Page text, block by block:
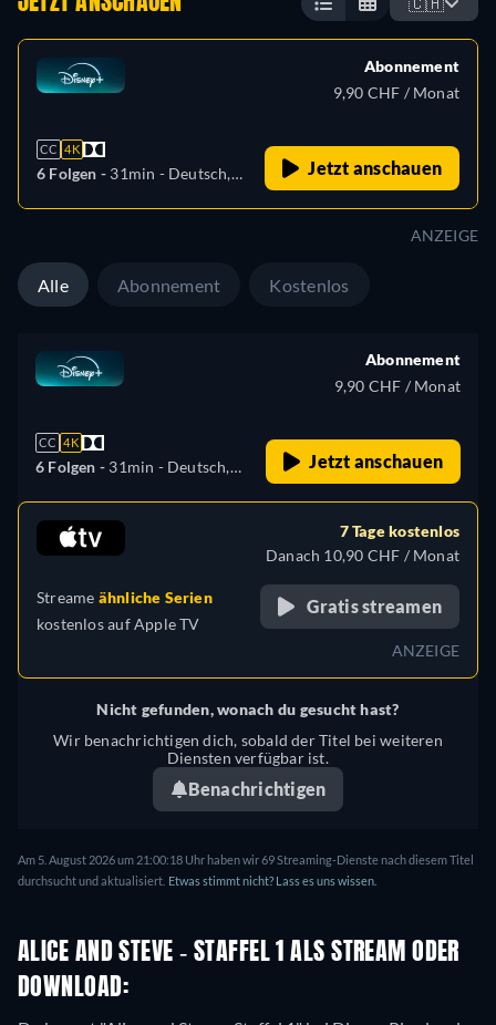
CC 4K
6 Folgen - 31min - Deutsch,
Ungarisch, Italienisch,
Polnisch, Portugiesisch
Abonnement
9,90 CHF / Monat
Jetzt anschauen
ANZEIGE
Alle Abonnement Kostenlos
CC 4K
6 Folgen - 31min - Deutsch,
Spanisch, Spanisch
(Lateinamerika), Französisch,
Polnisch, Portugiesisch
(Brasilien)
Abonnement
9,90 CHF / Monat
Jetzt anschauen
Streame ähnliche Serien
kostenlos aufApple TV
7 Tage kostenlos
Danach 10,90 CHF / Monat
Gratis streamen
ANZEIGE
Nicht gefunden, wonach du gesucht hast?
Wir benachrichtigen dich, sobald der Titel bei weiteren
Diensten verfügbar ist.
Benachrichtigen
Am 5. August 2026 um 21:00:18 Uhr haben wir 69 Streaming-Dienste nach diesem Titel
durchsucht und aktualisiert. Etwas stimmt nicht? Lass es uns wissen.
ALICE AND STEVE - STAFFEL 1 ALS STREAM ODER
DOWNLOAD: